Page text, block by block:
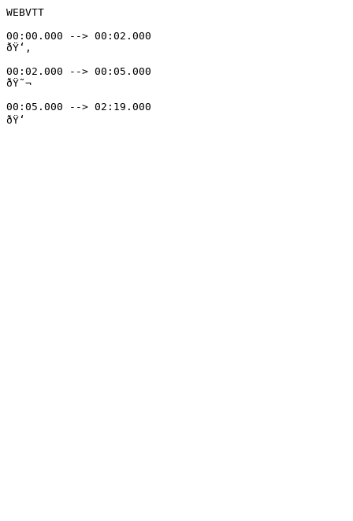
WEBVTT
00:00.000 --> 00:02.000
ðŸ‘‚
00:02.000 --> 00:05.000
ðŸ˜¬
00:05.000 --> 02:19.000
ðŸ‘